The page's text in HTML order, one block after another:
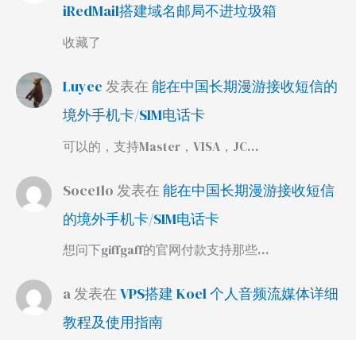
iRedMail搭建域名邮局不进垃圾箱
收藏了
Luyee 发表在 能在中国长期漫游接收短信的
境外手机卡/SIM电话卡
可以的，支持Master，VISA，JC…
Soce1lo 发表在 能在中国长期漫游接收短信
的境外手机卡/SIM电话卡
想问下giffgaff的官网付款支持那些…
a发表在VPS搭建 Koel 个人音频流媒体详细
教程及使用指南